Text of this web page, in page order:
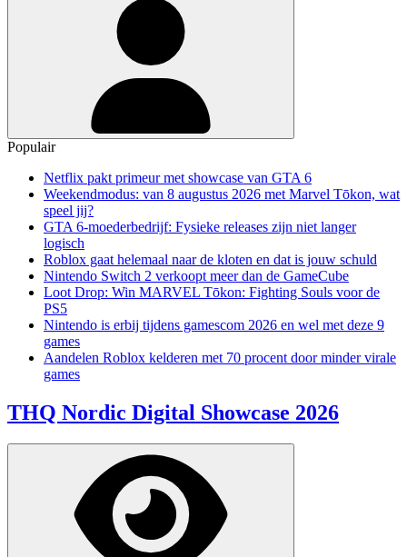
Populair
Netflix pakt primeur met showcase van GTA 6
Weekendmodus: van 8 augustus 2026 met Marvel Tōkon, wat
speel jij?
GTA 6-moederbedrijf: Fysieke releases zijn niet langer
logisch
Roblox gaat helemaal naar de kloten en dat is jouw schuld
Nintendo Switch 2 verkoopt meer dan de GameCube
Loot Drop: Win MARVEL Tōkon: Fighting Souls voor de
PS5
Nintendo is erbij tijdens gamescom 2026 en wel met deze 9
games
Aandelen Roblox kelderen met 70 procent door minder virale
games
THQ Nordic Digital Showcase 2026